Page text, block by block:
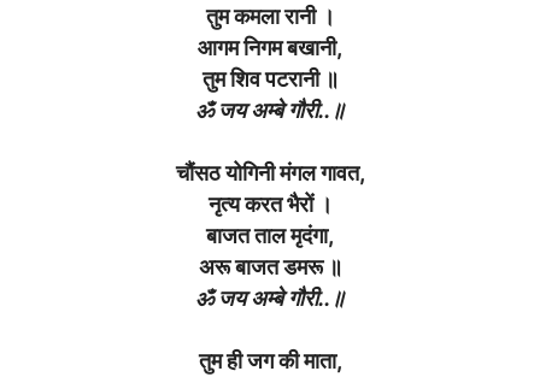
तुम कमला रानी ।
आगम निगम बखानी,
तुम शिव पटरानी ॥
ॐ जय अम्बे गौरी..॥
चौंसठ योगिनी मंगल गावत,
नृत्य करत भैरों ।
बाजत ताल मृदंगा,
अरू बाजत डमरू ॥
ॐ जय अम्बे गौरी..॥
तुम ही जग की माता,